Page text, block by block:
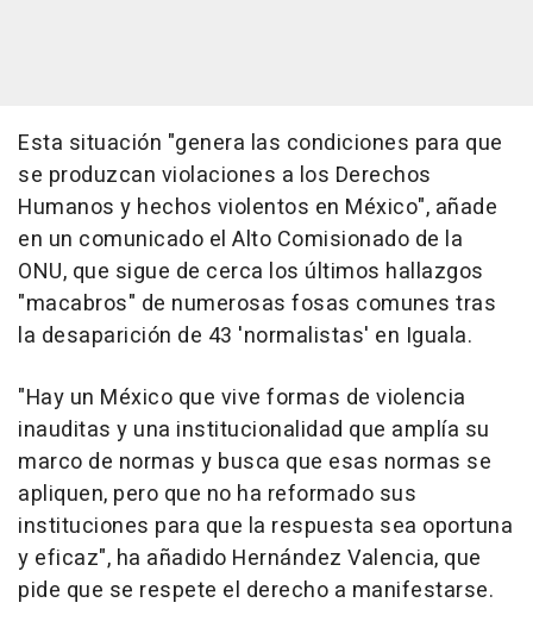
Esta situación "genera las condiciones para que
se produzcan violaciones a los Derechos
Humanos y hechos violentos en México", añade
en un comunicado el Alto Comisionado de la
ONU, que sigue de cerca los últimos hallazgos
"macabros" de numerosas fosas comunes tras
la desaparición de 43 'normalistas' en Iguala.
"Hay un México que vive formas de violencia
inauditas y una institucionalidad que amplía su
marco de normas y busca que esas normas se
apliquen, pero que no ha reformado sus
instituciones para que la respuesta sea oportuna
y eficaz", ha añadido Hernández Valencia, que
pide que se respete el derecho a manifestarse.